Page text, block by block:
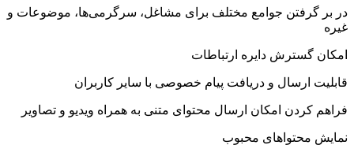
در بر گرفتن جوامع مختلف برای مشاغل، سرگرمی‌ها، موضوعات و
غیره
امکان گسترش دایره ارتباطات
قابلیت ارسال و دریافت پیام خصوصی با سایر کاربران
فراهم کردن امکان ارسال محتوای متنی به همراه ویدیو و تصاویر
نمایش محتواهای محبوب